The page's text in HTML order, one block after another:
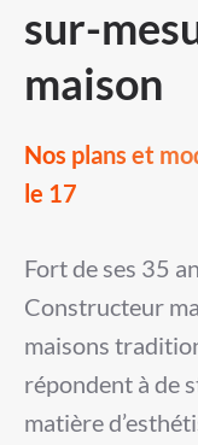
sur-
maison
Nos plans et
le 17
Fort de ses 35
Constructeur
maisons
répondent à de
matière